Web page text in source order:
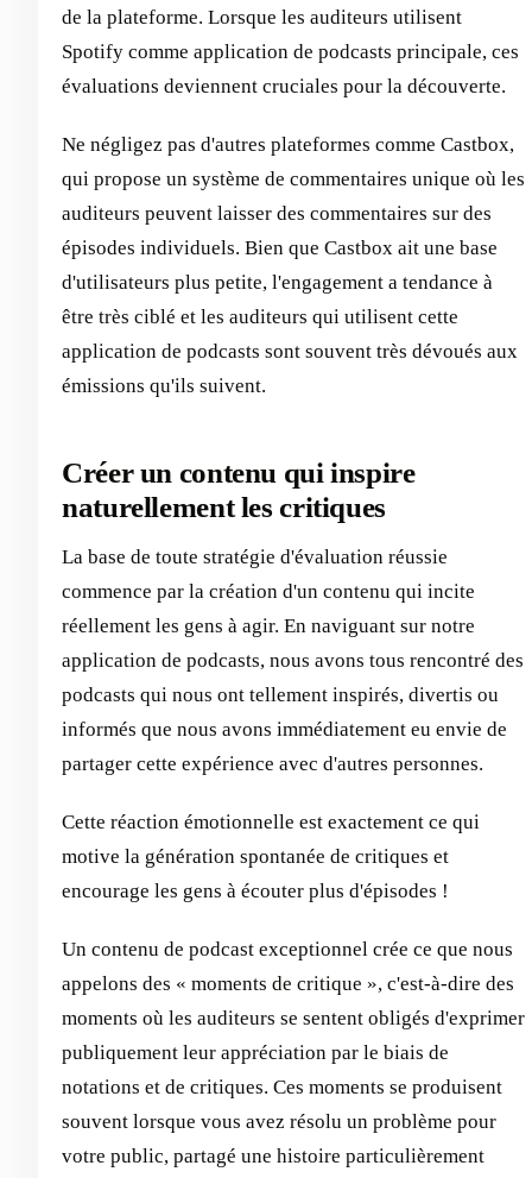
de la plateforme. Lorsque les auditeurs utilisent
Spotify comme application de podcasts principale, ces
évaluations deviennent cruciales pour la découverte.
Ne négligez pas d'autres plateformes comme Castbox,
qui propose un système de commentaires unique où les
auditeurs peuvent laisser des commentaires sur des
épisodes individuels. Bien que Castbox ait une base
d'utilisateurs plus petite, l'engagement a tendance à
être très ciblé et les auditeurs qui utilisent cette
application de podcasts sont souvent très dévoués aux
émissions qu'ils suivent.
Créer un contenu qui inspire
naturellement les critiques
La base de toute stratégie d'évaluation réussie
commence par la création d'un contenu qui incite
réellement les gens à agir. En naviguant sur notre
application de podcasts, nous avons tous rencontré des
podcasts qui nous ont tellement inspirés, divertis ou
informés que nous avons immédiatement eu envie de
partager cette expérience avec d'autres personnes.
Cette réaction émotionnelle est exactement ce qui
motive la génération spontanée de critiques et
encourage les gens à écouter plus d'épisodes !
Un contenu de podcast exceptionnel crée ce que nous
appelons des « moments de critique », c'est-à-dire des
moments où les auditeurs se sentent obligés d'exprimer
publiquement leur appréciation par le biais de
notations et de critiques. Ces moments se produisent
souvent lorsque vous avez résolu un problème pour
votre public, partagé une histoire particulièrement